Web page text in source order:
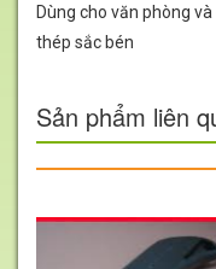
Dùng cho văn phòng
thép sắc bén
Sản phẩm liên